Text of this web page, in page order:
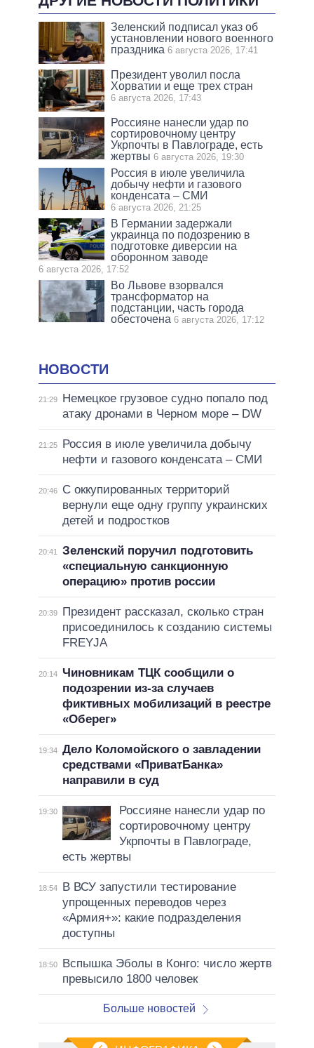
Зеленский подписал указ об
установлении нового военного
праздника 6 августа 2026, 17:41
Президент уволил посла
Хорватии и еще трех стран
6 августа 2026, 17:43
Россияне нанесли удар по
сортировочному центру
Укрпочты в Павлограде, есть
жертвы 6 августа 2026, 19:30
Россия в июле увеличила
добычу нефти и газового
конденсата – СМИ
6 августа 2026, 21:25
В Германии задержали
украинца по подозрению в
подготовке диверсии на
оборонном заводе
6 августа 2026, 17:52
Во Львове взорвался
трансформатор на
подстанции, часть города
обесточена 6 августа 2026, 17:12
НОВОСТИ
21:29
Немецкое грузовое судно попало под
атаку дронами в Черном море – DW
21:25
Россия в июле увеличила добычу
нефти и газового конденсата – СМИ
20:46
С оккупированных территорий
вернули еще одну группу украинских
детей и подростков
20:41
Зеленский поручил подготовить
«специальную санкционную
операцию» против россии
20:39
Президент рассказал, сколько стран
присоединилось к созданию системы
FREYJA
20:14
Чиновникам ТЦК сообщили о
подозрении из-за случаев
фиктивных мобилизаций в реестре
«Оберег»
19:34 Дело Коломойского о завладении
средствами «ПриватБанка»
направили в суд
19:30
Россияне нанесли удар по
сортировочному центру
Укрпочты в Павлограде,
есть жертвы
18:54
В ВСУ запустили тестирование
упрощенных переводов через
«Армия+»: какие подразделения
доступны
18:50
Вспышка Эболы в Конго: число жертв
превысило 1800 человек
Больше новостей